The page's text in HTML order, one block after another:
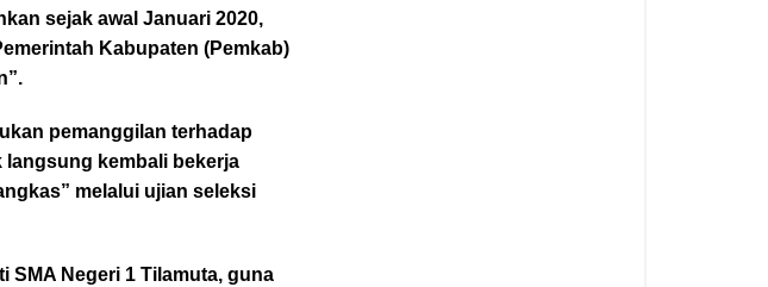
sejak awal Januari 2020,
Kabupaten (Pemkab)
pemanggilan terhadap
kembali bekerja
melalui ujian seleksi
SMA Negeri 1 Tilamuta, guna